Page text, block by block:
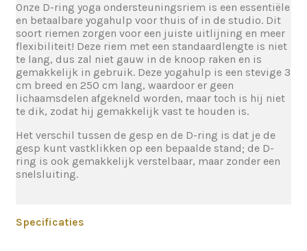
Onze D-ring yoga ondersteuningsriem is een essentiële
en betaalbare yogahulp voor thuis of in de studio. Dit
soort riemen zorgen voor een juiste uitlijning en meer
flexibiliteit! Deze riem met een standaardlengte is niet
te lang, dus zal niet gauw in de knoop raken en is
gemakkelijk in gebruik. Deze yogahulp is een stevige 3
cm breed en 250 cm lang, waardoor er geen
lichaamsdelen afgekneld worden, maar toch is hij niet
te dik, zodat hij gemakkelijk vast te houden is.
Het verschil tussen de gesp en de D-ring is dat je de
gesp kunt vastklikken op een bepaalde stand; de D-
ring is ook gemakkelijk verstelbaar, maar zonder een
snelsluiting.
Specificaties